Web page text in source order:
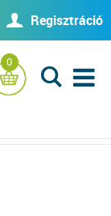
U Regisztráció
0
L